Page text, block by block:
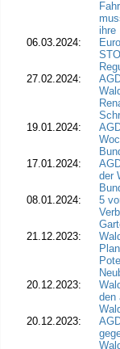
ihre
06.03.2024:
27.02.2024:
19.01.2024:
17.01.2024:
der
08.01.2024:
5
21.12.2023:
20.12.2023:
den
20.12.2023: